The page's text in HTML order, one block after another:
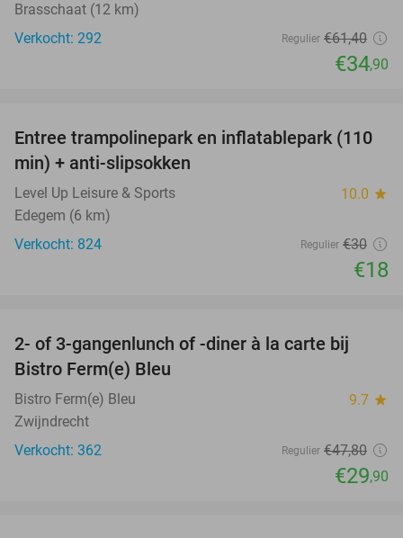
Brasschaat (12 km)
Verkocht: 292
Regulier €61,40
€34,90
40%
Entree trampolinepark en inflatablepark (110
min) + anti-slipsokken
Level Up Leisure & Sports 10.0 star
Edegem (6 km)
Verkocht: 824
Regulier €30
€18
37%
2- of 3-gangenlunch of -diner à la carte bij
Bistro Ferm(e) Bleu
Bistro Ferm(e) Bleu 9.7 star
Zwijndrecht
Verkocht: 362
Regulier €47,80
€29,90